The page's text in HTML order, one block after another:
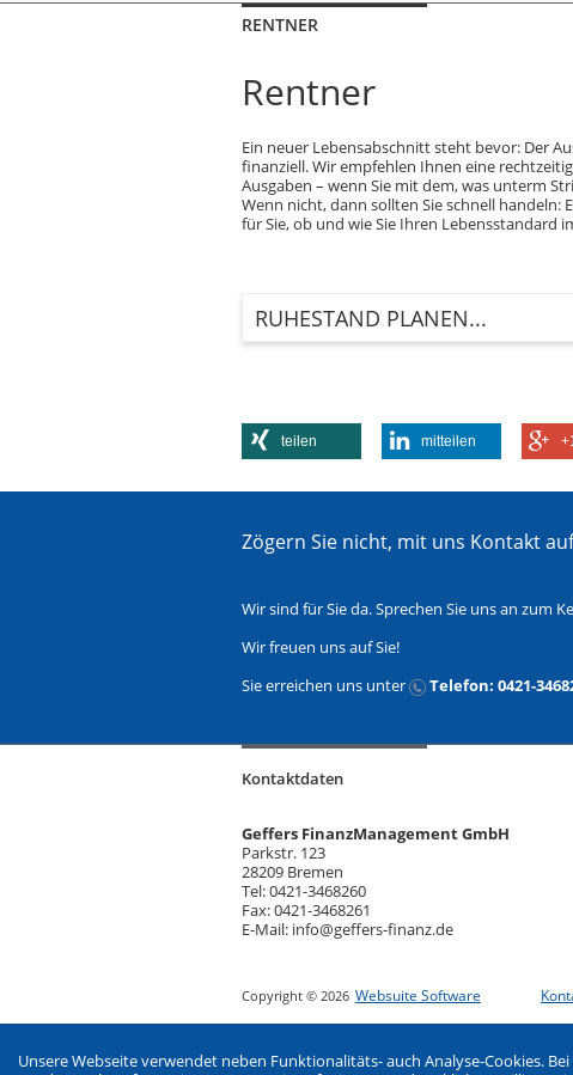
RENTNER
Rentner
Ein neuer Lebensabschnitt steht bevor: Der
finanziell. Wir empfehlen Ihnen eine
Ausgaben – wenn Sie mit dem, was unterm
Wenn nicht, dann sollten Sie schnell handeln:
für Sie, ob und wie Sie Ihren Lebensstandard
RUHESTAND PLANEN...
teilen mitteilen
Zögern Sie nicht, mit uns Kontakt
Wir sind für Sie da. Sprechen Sie uns an zum
Wir freuen uns auf Sie!
Sie erreichen uns unter
Telefon: 0421-
Kontaktdaten
Geffers FinanzManagement GmbH
Parkstr. 123
28209 Bremen
Tel: 0421-3468260
Fax: 0421-3468261
E-Mail: info@geffers-finanz.de
Copyright © 2026 Websuite Software
Unsere Webseite verwendet neben Funktionalitäts- auch Analyse-Cookies.